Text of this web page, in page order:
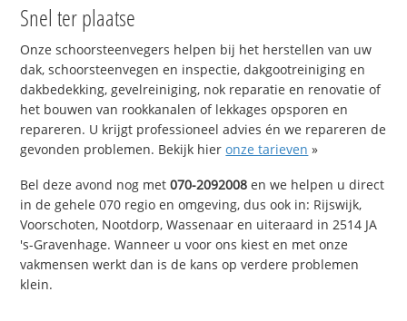
Snel ter plaatse
Onze schoorsteenvegers helpen bij het herstellen van uw
dak, schoorsteenvegen en inspectie, dakgootreiniging en
dakbedekking, gevelreiniging, nok reparatie en renovatie of
het bouwen van rookkanalen of lekkages opsporen en
repareren. U krijgt professioneel advies én we repareren de
gevonden problemen. Bekijk hieronze tarieven »
Bel deze avond nog met070-2092008 en we helpen u direct
in de gehele 070 regio en omgeving, dus ook in: Rijswijk,
Voorschoten, Nootdorp, Wassenaar en uiteraard in 2514 JA
's-Gravenhage. Wanneer u voor ons kiest en met onze
vakmensen werkt dan is de kans op verdere problemen
klein.